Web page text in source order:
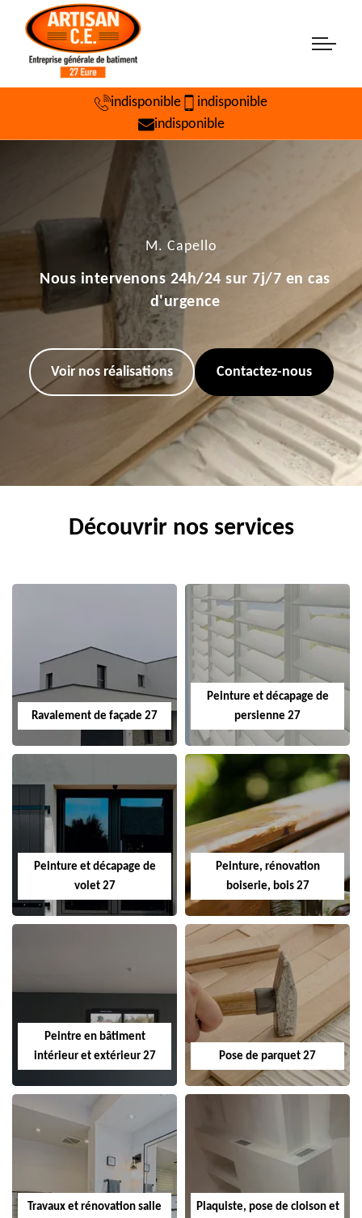
indisponible
indisponible
indisponible
M. Capello
Nous intervenons 24h/24 sur 7j/7 en cas
d'urgence
Voir nos réalisations Contactez-nous
Découvrir nos services
Ravalement de façade 27
Peinture et décapage de
persienne 27
Peinture et décapage de
volet 27
Peinture, rénovation
boiserie, bois 27
Peintre en bâtiment
intérieur et extérieur 27
Pose de parquet 27
Travaux et rénovation salle
Plaquiste, pose de cloison et